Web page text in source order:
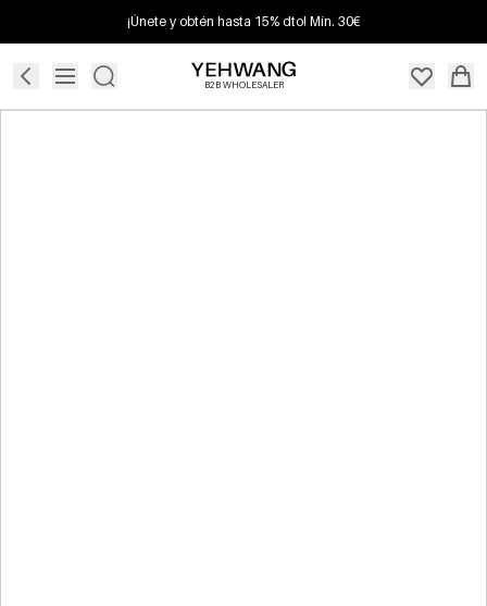
¡Únete y obtén hasta 15% dto! Mín. 30€
B2B WHOLESALER